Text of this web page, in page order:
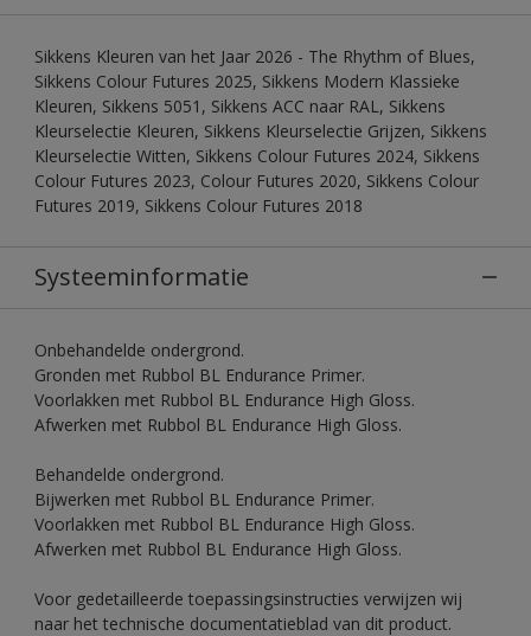
Sikkens Kleuren van het Jaar 2026 - The Rhythm of Blues,
Sikkens Colour Futures 2025, Sikkens Modern Klassieke
Kleuren, Sikkens 5051, Sikkens ACC naar RAL, Sikkens
Kleurselectie Kleuren, Sikkens Kleurselectie Grijzen, Sikkens
Kleurselectie Witten, Sikkens Colour Futures 2024, Sikkens
Colour Futures 2023, Colour Futures 2020, Sikkens Colour
Futures 2019, Sikkens Colour Futures 2018
Systeeminformatie
Onbehandelde ondergrond.
Gronden met Rubbol BL Endurance Primer.
Voorlakken met Rubbol BL Endurance High Gloss.
Afwerken met Rubbol BL Endurance High Gloss.
Behandelde ondergrond.
Bijwerken met Rubbol BL Endurance Primer.
Voorlakken met Rubbol BL Endurance High Gloss.
Afwerken met Rubbol BL Endurance High Gloss.
Voor gedetailleerde toepassingsinstructies verwijzen wij
naar het technische documentatieblad van dit product.